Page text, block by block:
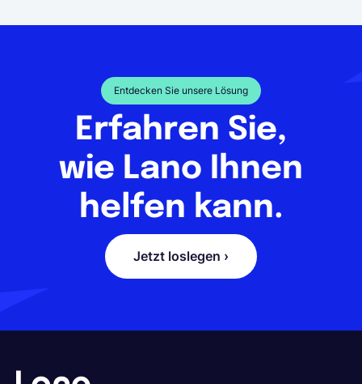
Entdecken Sie unsere Lösung
Erfahren Sie,
wie Lano Ihnen
helfen kann.
Jetzt loslegen ›